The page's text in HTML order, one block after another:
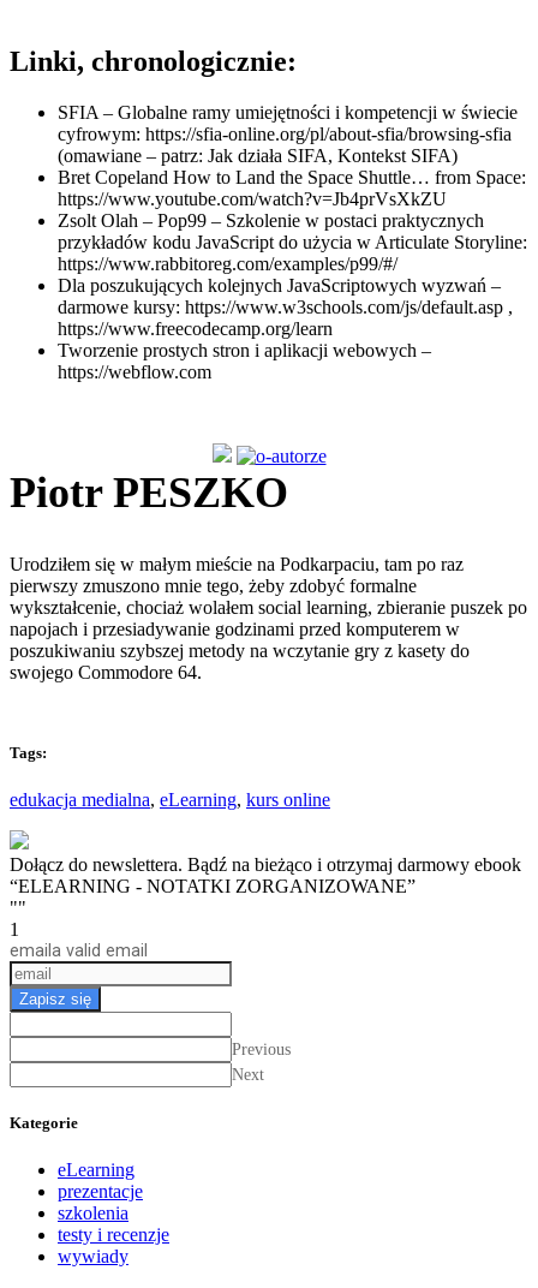
Linki, chronologicznie:
SFIA – Globalne ramy umiejętności i kompetencji w świecie
cyfrowym: https://sfia-online.org/pl/about-sfia/browsing-sfia
(omawiane – patrz: Jak działa SIFA, Kontekst SIFA)
Bret Copeland How to Land the Space Shuttle… from Space:
https://www.youtube.com/watch?v=Jb4prVsXkZU
Zsolt Olah – Pop99 – Szkolenie w postaci praktycznych
przykładów kodu JavaScript do użycia w Articulate Storyline:
https://www.rabbitoreg.com/examples/p99/#/
Dla poszukujących kolejnych JavaScriptowych wyzwań –
darmowe kursy: https://www.w3schools.com/js/default.asp ,
https://www.freecodecamp.org/learn
Tworzenie prostych stron i aplikacji webowych –
https://webflow.com
Piotr PESZKO
Urodziłem się w małym mieście na Podkarpaciu, tam po raz
pierwszy zmuszono mnie tego, żeby zdobyć formalne
wykształcenie, chociaż wolałem social learning, zbieranie puszek po
napojach i przesiadywanie godzinami przed komputerem w
poszukiwaniu szybszej metody na wczytanie gry z kasety do
swojego Commodore 64.
Tags:
edukacja medialna, eLearning, kurs online
Dołącz do newslettera. Bądź na bieżąco i otrzymaj darmowy ebook
“ELEARNING - NOTATKI ZORGANIZOWANE”
""
1
email a valid email
Zapisz się
Previous
Next
Kategorie
eLearning
prezentacje
szkolenia
testy i recenzje
wywiady